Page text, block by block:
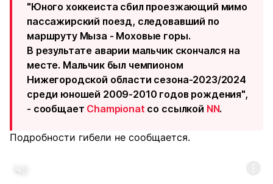
"Юного хоккеиста сбил проезжающий мимо
пассажирский поезд, следовавший по
маршруту Мыза - Моховые горы.
В результате аварии мальчик скончался на
месте. Мальчик был чемпионом
Нижегородской области сезона-2023/2024
среди юношей 2009-2010 годов рождения",
- сообщает Championat со ссылкой NN.
Подробности гибели не сообщается.